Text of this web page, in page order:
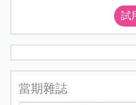
試
當期雜誌